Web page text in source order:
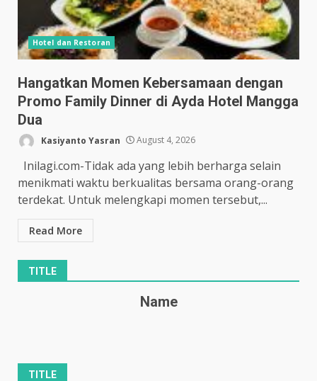
Hotel dan Restoran
Hangatkan Momen Kebersamaan dengan
Promo Family Dinner di Ayda Hotel Mangga
Dua
Kasiyanto Yasran August 4, 2026
Inilagi.com-Tidak ada yang lebih berharga selain
menikmati waktu berkualitas bersama orang-orang
terdekat. Untuk melengkapi momen tersebut,...
Read More
TITLE
Name
TITLE